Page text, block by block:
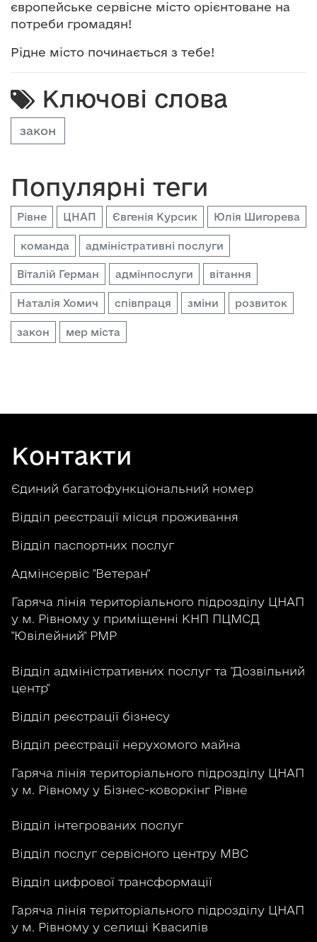
європейське сервісне місто орієнтоване на
потреби громадян!
Рідне місто починається з тебе!
Ключові слова
закон
Популярні теги
Рівне ЦНАП Євгенія Курсик Юлія Шигорева
команда адміністративні послуги
Віталій Герман адмінпослуги вітання
Наталія Хомич співпраця зміни розвиток
закон мер міста
Контакти
Єдиний багатофункціональний номер
Відділ реєстрації місця проживання
Відділ паспортних послуг
Адмінсервіс "Ветеран"
Гаряча лінія територіального підрозділу ЦНАП
у м. Рівному у приміщенні КНП ПЦМСД
"Ювілейний" РМР
Відділ адміністративних послуг та "Дозвільний
центр"
Відділ реєстрації бізнесу
Відділ реєстрації нерухомого майна
Гаряча лінія територіального підрозділу ЦНАП
у м. Рівному у Бізнес-коворкінг Рівне
Відділ інтегрованих послуг
Відділ послуг сервісного центру МВС
Відділ цифрової трансформації
Гаряча лінія територіального підрозділу ЦНАП
у м. Рівному у селищі Квасилів